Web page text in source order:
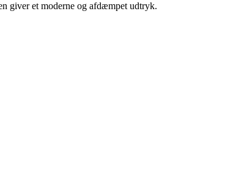
giver et moderne og afdæmpet udtryk.